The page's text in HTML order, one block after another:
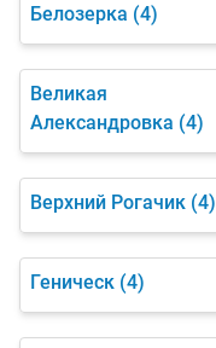
Белозерка (4)
Великая
Александровка (4)
Верхний Рогачик (4)
Геническ (4)